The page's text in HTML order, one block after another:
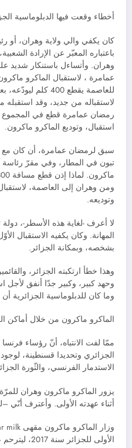
أخطاء وقعت فيها الدبلوماسية
كان يكفي والي ولاية وهران، أو
باعتباره المعبّر عن الإرادة
وهران. وأتساءل باستنكار شديد
عمامرة ، لاستقبال الماكرو
لاستقباله من جديد، وقد
استقبال، وتوديع الماكرو ماكرون.
سبق لرمضان عمامرة، أن كان مع
تبون في المطار، وفي مقرّ رئاسة
ومن وهران إلى العاصمة،
وتوديعه.
لا أعرف -لغاية هذه الأسطر-،
المهانة. وكان يكفيه الاستقبال
بشخصه، وبمكانة الجزائر.
وهذا خطأ ارتكبته الجزائر،
وحهد كبير، وكبير جدّا أنفق لأجل
وما كان للدبلوماسية الجزائرية
الماكرو ماكرون من خلال أماكن
ممّا لفت الانتباه، أنّ رؤساء
الجزائري وتحديدا قسنطينة،
الاستدمار الفرنسي، والثّورة
يزور الماكرو ماكرون وهران للمرّة
أثناء عهدته الأولى. وأعترف أنّي
الأولى